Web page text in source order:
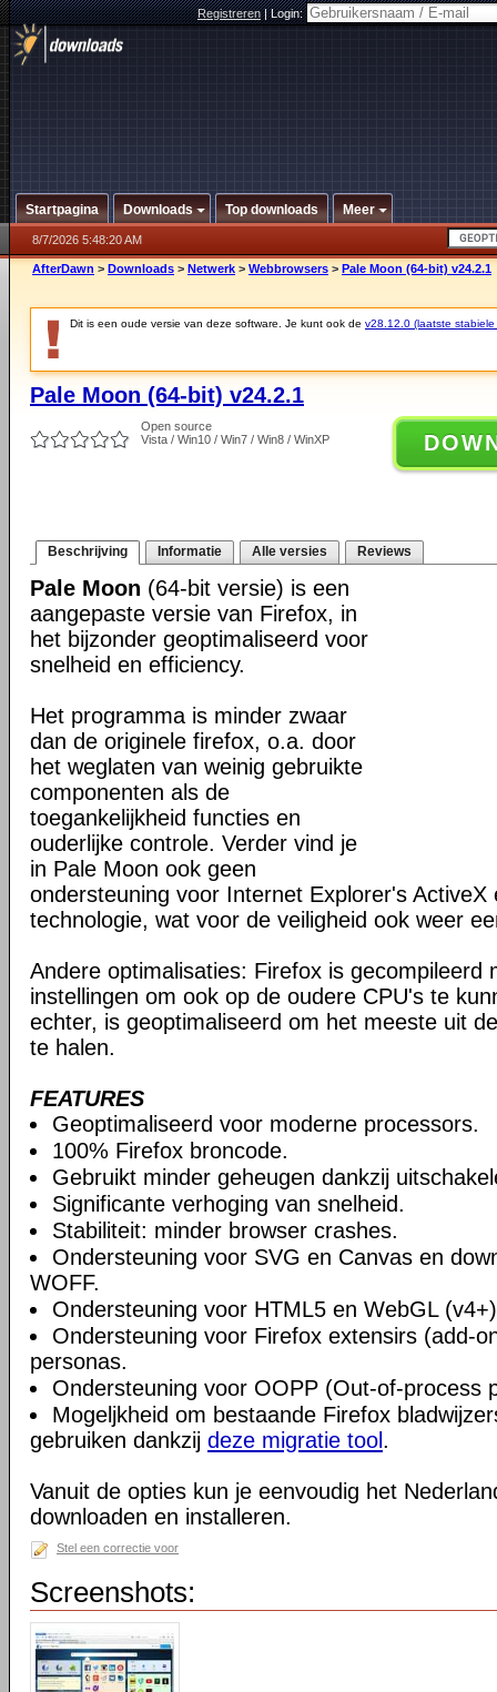
Registreren|Login:
Startpagina Downloads Top downloads Meer
8/7/2026 5:48:20 AM
AfterDawn > Downloads > Netwerk > Webbrowsers > Pale Moon (64-bit) v24.2.1
Dit is een oude versie van deze software. Je kunt ook de v28.12.0 (laatste stabiele
Pale Moon (64-bit) v24.2.1
Open source
Vista / Win10 / Win7 / Win8 / WinXP
Beschrijving Informatie Alle versies Reviews
Pale Moon (64-bit versie) is een
aangepaste versie van Firefox, in
het bijzonder geoptimaliseerd voor
snelheid en efficiency.
Het programma is minder zwaar
dan de originele firefox, o.a. door
het weglaten van weinig gebruikte
componenten als de
toegankelijkheid functies en
ouderlijke controle. Verder vind je
in Pale Moon ook geen
ondersteuning voor Internet Explorer's ActiveX
technologie, wat voor de veiligheid ook weer
Andere optimalisaties: Firefox is gecompileerd
instellingen om ook op de oudere CPU's te
echter, is geoptimaliseerd om het meeste uit
te halen.
FEATURES
Geoptimaliseerd voor moderne processors.
100% Firefox broncode.
Gebruikt minder geheugen dankzij
Significante verhoging van snelheid.
Stabiliteit: minder browser crashes.
Ondersteuning voor SVG en Canvas en
WOFF.
Ondersteuning voor HTML5 en WebGL
Ondersteuning voor Firefox extensirs (add-
personas.
Ondersteuning voor OOPP (Out-of-process
Mogeljkheid om bestaande Firefox
gebruiken dankzij deze migratie tool .
Vanuit de opties kun je eenvoudig het
downloaden en installeren.
Stel een correctie voor
Screenshots: